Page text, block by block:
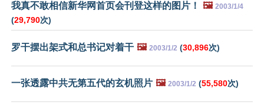
我真不敢相信新华网首页会刊登这样的图片！ 🖼️ 2003/1/4
(29,790次)
罗干摆出架式和总书记对着干 🖼️ 2003/1/2 (30,896次)
一张透露中共无第五代的玄机照片 🖼️ 2003/1/2 (55,580次)